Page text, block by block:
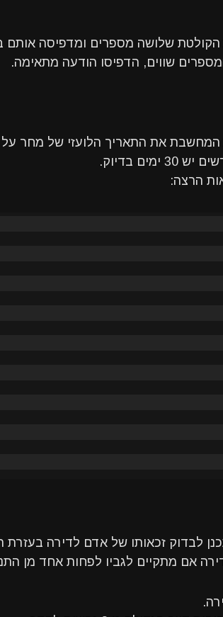
הקולטת שלושה מספרים ומדפיסה אותם
שווים, הדפיסו הודעה מתאימה.
המחשבת את התאריך הלועזי של מחר על
בדיוק.
הרצה:
לבדוק זכאותו של אדם לדירה בעזרת
אם מתקיים לגביו לפחות אחד מן